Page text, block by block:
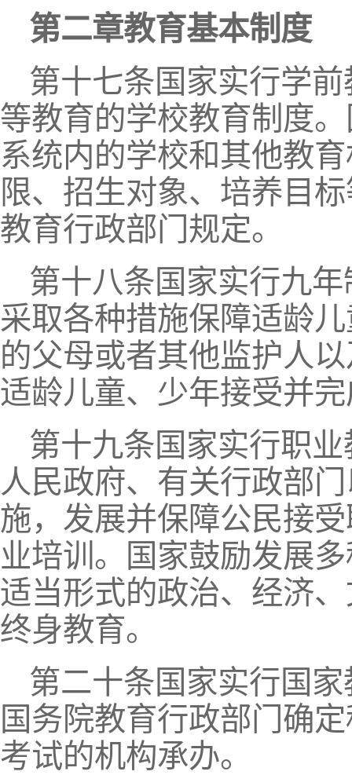
第二章教育基本制度
第十七条国家实行学
等教育的学校教育制度
系统内的学校和其他教
限、招生对象、培养目
教育行政部门规定。
第十八条国家实行九
采取各种措施保障适龄
的父母或者其他监护人
适龄儿童、少年接受并
第十九条国家实行职
人民政府、有关行政部
施，发展并保障公民接
业培训。国家鼓励发展
适当形式的政治、经济
终身教育。
第二十条国家实行国
国务院教育行政部门确
考试的机构承办。